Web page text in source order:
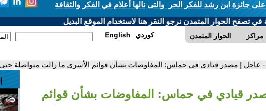
جائزة ابن رشد للفكر الحر والتى نالها أعلام في الفكر والثقافة
في تصفح الحوار المتمدن نرجو النقر هنا لاستخدام الموقع البديل
الحوار المتمدن مراكز English كوردي
- عاجل | مصدر قيادي في حماس: المفاوضات بشأن قوائم الأسرى ما زالت متواصلة حتى
قيادي في حماس: المفاوضات بشأن قوائم